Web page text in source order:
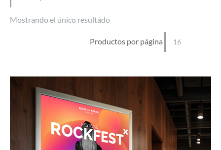
Mostrando el único resultado
Productos por página